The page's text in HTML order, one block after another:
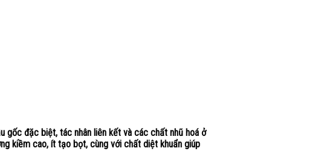
gốc đặc biệt, tác nhân liên kết và các chất nhũ hoá ở
kiềm cao, ít tạo bọt, cùng với chất diệt khuẩn giúp